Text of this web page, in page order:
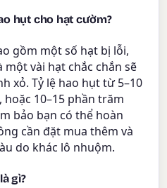
hụt cho hạt cườm?
gồm một số hạt bị lỗi,
một vài hạt chắc chắn sẽ
xỏ. Tỷ lệ hao hụt từ 5–10
10–15 phần trăm
bảo bạn có thể hoàn
cần đặt mua thêm và
do khác lô nhuộm.
gì?